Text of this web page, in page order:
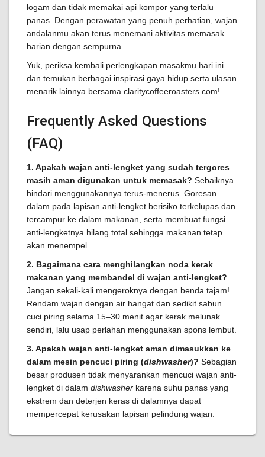
logam dan tidak memakai api kompor yang terlalu
panas. Dengan perawatan yang penuh perhatian, wajan
andalanmu akan terus menemani aktivitas memasak
harian dengan sempurna.
Yuk, periksa kembali perlengkapan masakmu hari ini
dan temukan berbagai inspirasi gaya hidup serta ulasan
menarik lainnya bersama claritycoffeeroasters.com!
Frequently Asked Questions
(FAQ)
1. Apakah wajan anti-lengket yang sudah tergores
masih aman digunakan untuk memasak? Sebaiknya
hindari menggunakannya terus-menerus. Goresan
dalam pada lapisan anti-lengket berisiko terkelupas dan
tercampur ke dalam makanan, serta membuat fungsi
anti-lengketnya hilang total sehingga makanan tetap
akan menempel.
2. Bagaimana cara menghilangkan noda kerak
makanan yang membandel di wajan anti-lengket?
Jangan sekali-kali mengeroknya dengan benda tajam!
Rendam wajan dengan air hangat dan sedikit sabun
cuci piring selama 15–30 menit agar kerak melunak
sendiri, lalu usap perlahan menggunakan spons lembut.
3. Apakah wajan anti-lengket aman dimasukkan ke
dalam mesin pencuci piring (dishwasher)? Sebagian
besar produsen tidak menyarankan mencuci wajan anti-
lengket di dalam dishwasher karena suhu panas yang
ekstrem dan deterjen keras di dalamnya dapat
mempercepat kerusakan lapisan pelindung wajan.